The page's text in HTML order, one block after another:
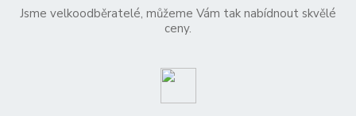
Jsme velkoodběratelé, můžeme Vám tak nabídnout skvělé
ceny.